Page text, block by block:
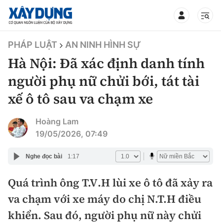
TIN BỘ XÂY DỰNG
CHUYÊN MỤC
Mới nhất
Thời sự
Chính trị
Xã hội
Xây dựng
Chỉ đạo điều hành
Giao thông
PHÁP LUẬT AN NINH HÌNH SỰ
Hà Nội: Đã xác định danh tính
người phụ nữ chửi bới, tát tài
xế ô tô sau va chạm xe
Hoàng Lam
19/05/2026, 07:49
Nghe đọc bài 1:17
Quá trình ông T.V.H lùi xe ô tô đã xảy ra
va chạm với xe máy do chị N.T.H điều
khiển. Sau đó, người phụ nữ này chửi